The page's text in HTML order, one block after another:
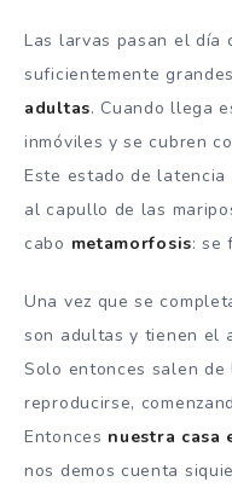
Las larvas pasan el día
suficientemente
adultas. Cuando llega
inmóviles y se cubren
Este estado de latencia
al capullo de las
cabo metamorfosis: se
Una vez que se
son adultas y tienen el
Solo entonces salen
reproducirse,
Entonces nuestra casa
nos demos cuenta